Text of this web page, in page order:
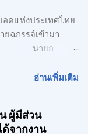
ว ด้าน CONCEPT
is the
-
สุนทรียภาพ เรา
ย่างตั้งใจ เพื่อ
รับโครงการนี้
แห่งประเทศไทย
ฉกรรจ์เข้ามา
มฯ นายก
รรจ์เข้ามาคุกคาม
งนายเศรษฐา ทวี
อ่านเพิ่มเติม
ผู้มีส่วน
จากงาน